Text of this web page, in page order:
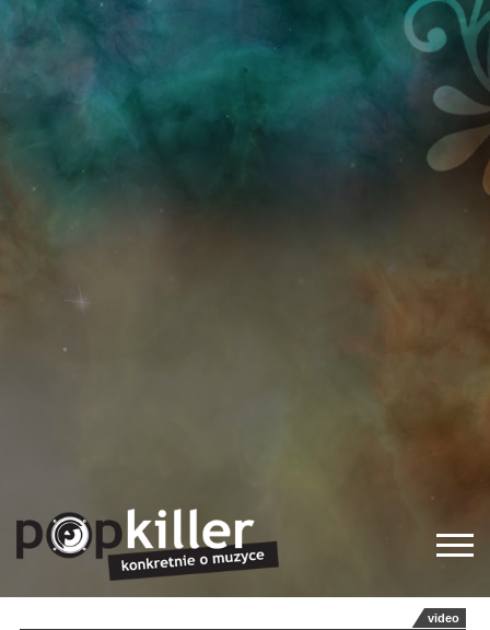
video